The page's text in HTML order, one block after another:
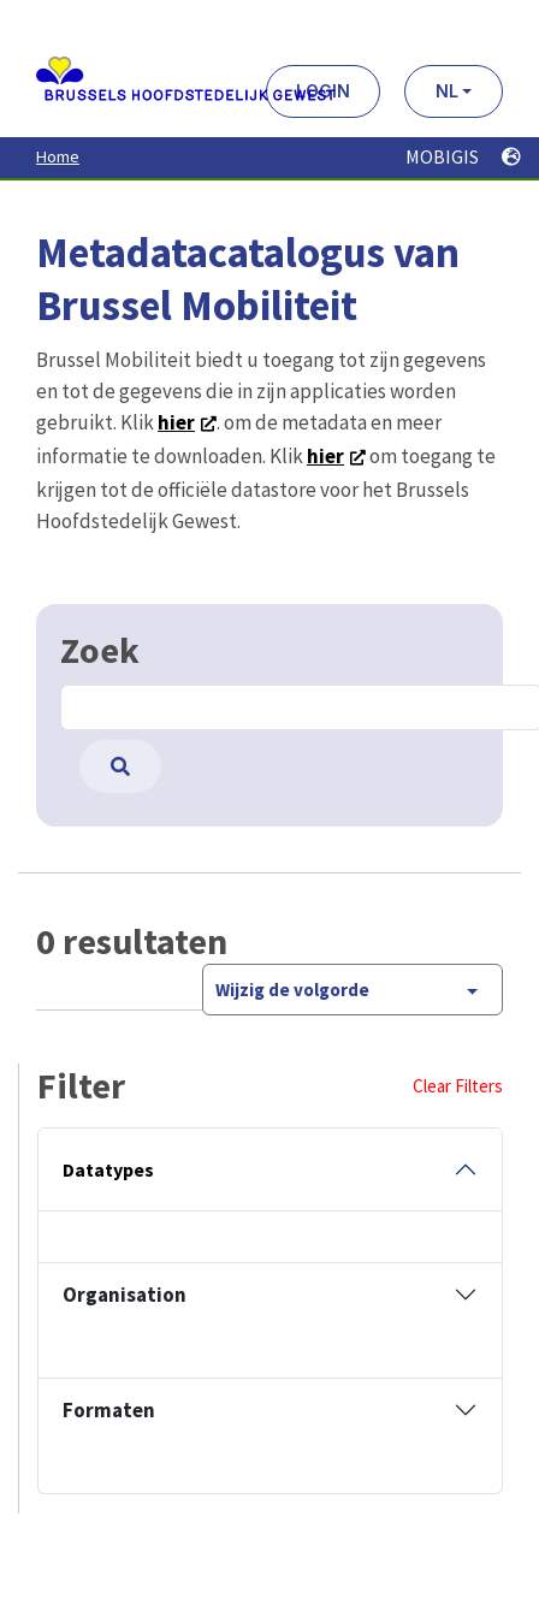
contenu
principal
LOGIN NL
Home MOBIGIS
Metadatacatalogus van
Brussel Mobiliteit
Brussel Mobiliteit biedt u toegang tot zijn gegevens
en tot de gegevens die in zijn applicaties worden
gebruikt. Klikhier
. om de metadata en meer
informatie te downloaden. Klikhier
om toegang te
krijgen tot de officiële datastore voor het Brussels
Hoofdstedelijk Gewest.
Zoek
0 resultaten
Wijzig de volgorde
Filter Clear Filters
Datatypes
Organisation
Formaten